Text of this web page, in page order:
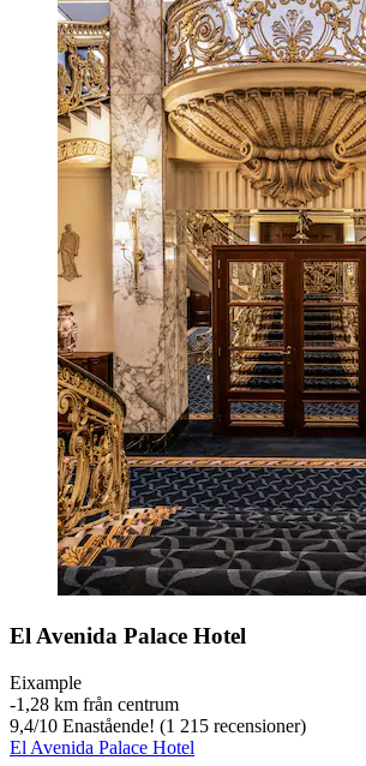
El Avenida Palace Hotel
Eixample
‐1,28 km från centrum
9,4/10 Enastående! (1 215 recensioner)
El Avenida Palace Hotel